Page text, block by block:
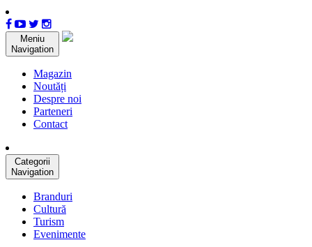
Meniu
Navigation
Magazin
Noutăți
Despre noi
Parteneri
Contact
Categorii
Navigation
Branduri
Cultură
Turism
Evenimente